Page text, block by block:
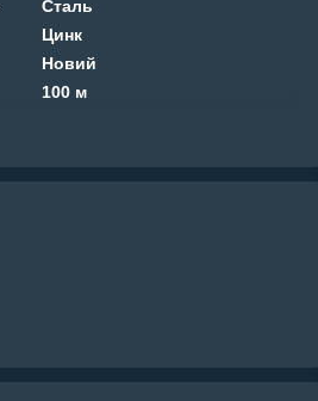
Сталь
Цинк
Новий
100 м